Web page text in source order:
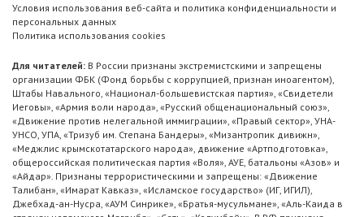
Условия использования веб-сайта и политика конфиденциальности и
персональных данных
Политика использования cookies
Для читателей: В России признаны экстремистскими и запрещены
организации ФБК (Фонд борьбы с коррупцией, признан иноагентом),
Штабы Навального, «Национал-большевистская партия», «Свидетели
Иеговы», «Армия воли народа», «Русский общенациональный союз»,
«Движение против нелегальной иммиграции», «Правый сектор», УНА-
УНСО, УПА, «Тризуб им. Степана Бандеры», «Мизантропик дивижн»,
«Меджлис крымскотатарского народа», движение «Артподготовка»,
общероссийская политическая партия «Воля», АУЕ, батальоны «Азов» и
«Айдар». Признаны террористическими и запрещены: «Движение
Талибан», «Имарат Кавказ», «Исламское государство» (ИГ, ИГИЛ),
Джебхад-ан-Нусра, «АУМ Синрике», «Братья-мусульмане», «Аль-Каида в